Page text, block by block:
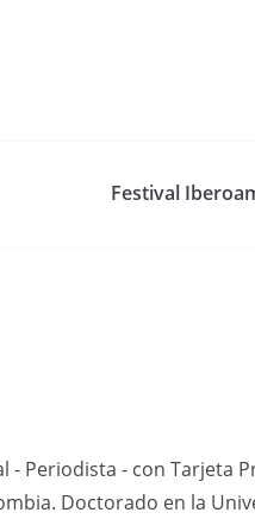
Festival
- Periodista - con Tarjeta
Doctorado en la